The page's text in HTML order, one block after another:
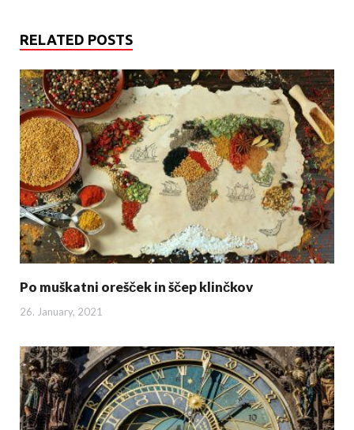
RELATED POSTS
Po muškatni orešček in ščep klinčkov
26. January, 2021